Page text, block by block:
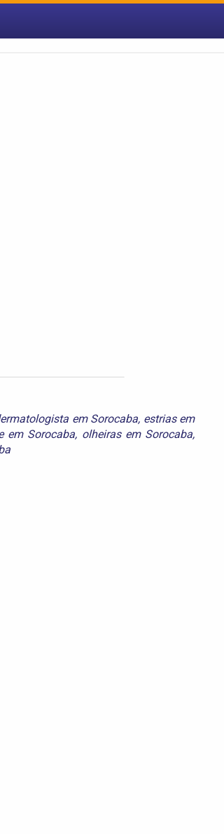
em Sorocaba, estrias em
em Sorocaba, olheiras em Sorocaba,